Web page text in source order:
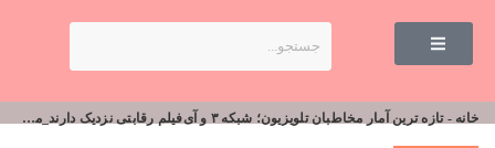
خانه -تازه ترین آمار مخاطبان تلویزیون؛ شبکه ۳ و آی‌فیلم رقابتی نزدیک دارند_مهتاب من